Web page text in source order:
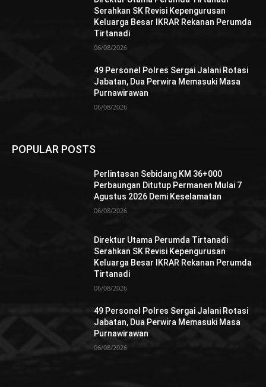
Serahkan SK Revisi Kepengurusan
Keluarga Besar IKRAR Rekanan Perumda
Tirtanadi
06/08/2026
49 Personel Polres Sergai Jalani Rotasi
Jabatan, Dua Perwira Memasuki Masa
Purnawirawan
06/08/2026
POPULAR POSTS
Perlintasan Sebidang KM 36+000
Perbaungan Ditutup Permanen Mulai 7
Agustus 2026 Demi Keselamatan
06/08/2026
Direktur Utama Perumda Tirtanadi
Serahkan SK Revisi Kepengurusan
Keluarga Besar IKRAR Rekanan Perumda
Tirtanadi
06/08/2026
49 Personel Polres Sergai Jalani Rotasi
Jabatan, Dua Perwira Memasuki Masa
Purnawirawan
06/08/2026